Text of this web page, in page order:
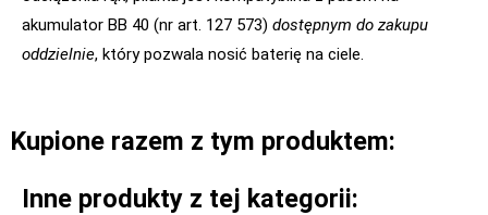
akumulator BB 40 (nr art. 127 573) dostępnym do zakupu
oddzielnie, który pozwala nosić baterię na ciele.
Kupione razem z tym produktem:
Inne produkty z tej kategorii: